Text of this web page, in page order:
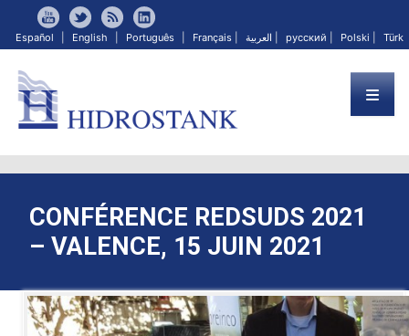
Español English Português Français العربية русский Polski Türk
CONFÉRENCE REDSUDS 2021
– VALENCE, 15 JUIN 2021